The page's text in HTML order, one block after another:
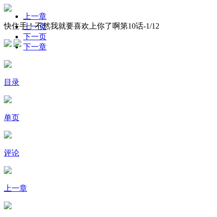
快住手！不然我就要喜欢上你了啊第10话-1/12
上一章
上一页
下一页
下一章
目录
单页
评论
上一章